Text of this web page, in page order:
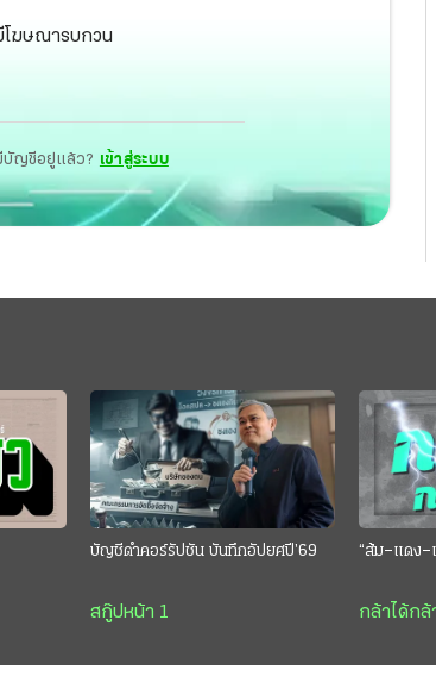
โฆษณารบกวน
บัญชีอยู่แล้ว? เข้าสู่ระบบ
บัญชีดำคอร์รัปชัน บันทึกอัปยศปี’69
สกู๊ปหน้า 1
“ส้ม–แดง–
กล้าได้กล้